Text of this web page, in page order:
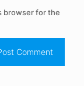
browser for the